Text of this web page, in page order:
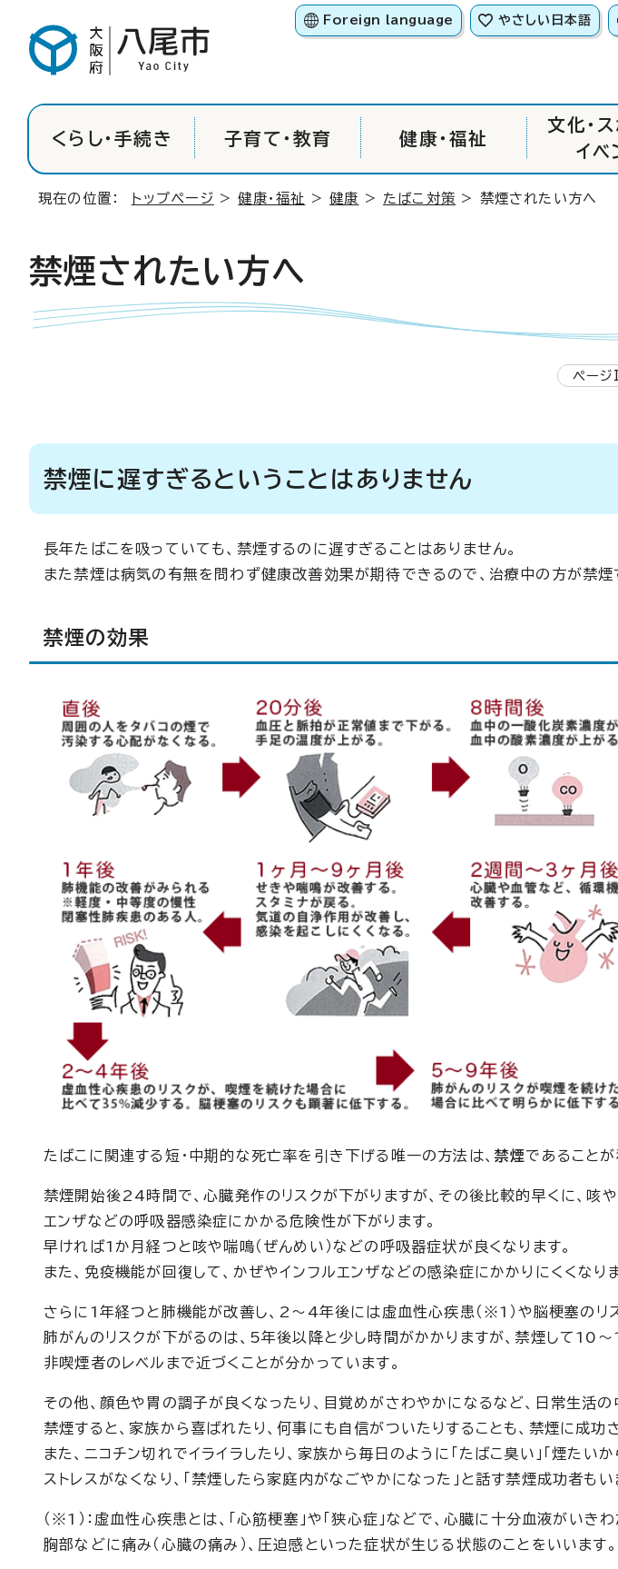
Foreign language やさしい日本語
くらし・手続き 子育て・教育 健康・福祉
文化・
イベ
現在の位置： トップページ >健康・福祉 >健康 > たばこ対策 > 禁煙されたい方へ
禁煙されたい方へ
ペー
禁煙に遅すぎるということはありません
長年たばこを吸っていても、禁煙するのに遅すぎることはありません。
また禁煙は病気の有無を問わず健康改善効果が期待できるので、治療中の方が禁煙
禁煙の効果
たばこに関連する短・中期的な死亡率を引き下げる唯一の方法は、禁煙であること
禁煙開始後24時間で、心臓発作のリスクが下がりますが、その後比較的早くに、咳
エンザなどの呼吸器感染症にかかる危険性が下がります。
早ければ1か月経つと咳や喘鳴（ぜんめい）などの呼吸器症状が良くなります。
また、免疫機能が回復して、かぜやインフルエンザなどの感染症にかかりにくくなりま
さらに1年経つと肺機能が改善し、2～4年後には虚血性心疾患（※1）や脳梗塞のリ
肺がんのリスクが下がるのは、5年後以降と少し時間がかかりますが、禁煙して10
非喫煙者のレベルまで近づくことが分かっています。
その他、顔色や胃の調子が良くなったり、目覚めがさわやかになるなど、日常生活
禁煙すると、家族から喜ばれたり、何事にも自信がついたりすることも、禁煙に成功
また、ニコチン切れでイライラしたり、家族から毎日のように「たばこ臭い」「煙たい
ストレスがなくなり、「禁煙したら家庭内がなごやかになった」と話す禁煙成功者もい
（※1）：虚血性心疾患とは、「心筋梗塞」や「狭心症」などで、心臓に十分血液がいき
胸部などに痛み（心臓の痛み）、圧迫感といった症状が生じる状態のことをいいます。